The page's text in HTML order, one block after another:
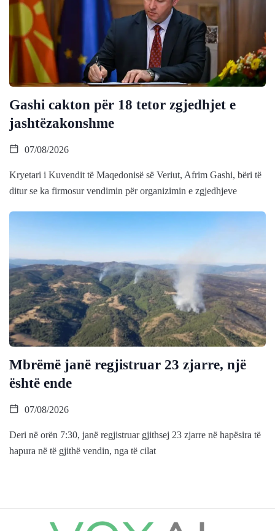
Gashi cakton për 18 tetor zgjedhjet e
jashtëzakonshme
07/08/2026
Kryetari i Kuvendit të Maqedonisë së Veriut, Afrim Gashi, bëri të
ditur se ka firmosur vendimin për organizimin e zgjedhjeve
Mbrëmë janë regjistruar 23 zjarre, një
është ende
07/08/2026
Deri në orën 7:30, janë regjistruar gjithsej 23 zjarre në hapësira të
hapura në të gjithë vendin, nga të cilat